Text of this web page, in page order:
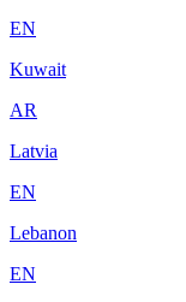
EN
Kuwait
AR
Latvia
EN
Lebanon
EN